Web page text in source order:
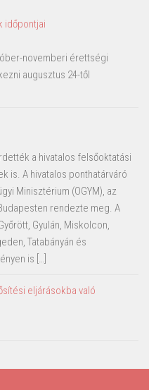
időpontjai
novemberi érettségi
augusztus 24-től
a hivatalos felsőoktatási
is. A hivatalos ponthatárváró
Minisztérium (OGYM), az
rendezte meg. A
Gyulán, Miskolcon,
Tatabányán és
is […]
eljárásokba való